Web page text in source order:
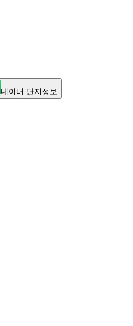
네이버 단지정보